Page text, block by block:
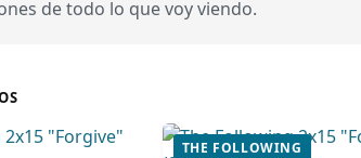
de todo lo que voy viendo.
THE FOLLOWING